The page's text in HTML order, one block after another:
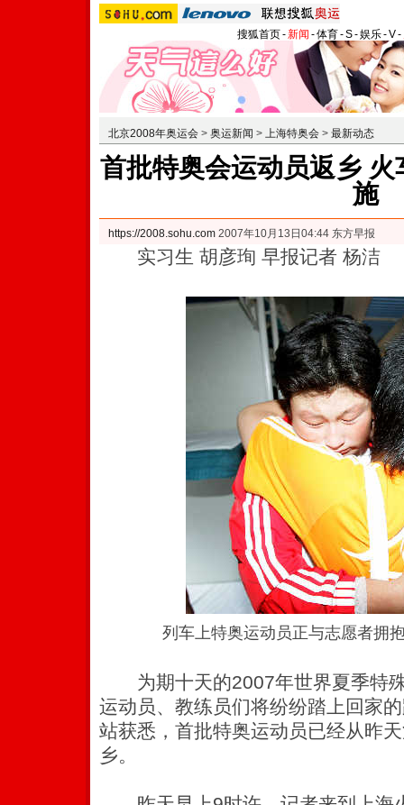
搜狐首页-新闻 -体育-S-娱乐-V-
北京2008年奥运会 > 奥运新闻 > 上海特奥会 > 最新动态
首批特奥会运动员返乡
施
https://2008.sohu.com 2007年10月13日04:44 东方早报
实习生 胡彦珣 早报记者 杨洁
列车上特奥运动员正与志愿者拥
为期十天的2007年世界夏季特殊
运动员、教练员们将纷纷踏上回家
站获悉，首批特奥运动员已经从昨
乡。